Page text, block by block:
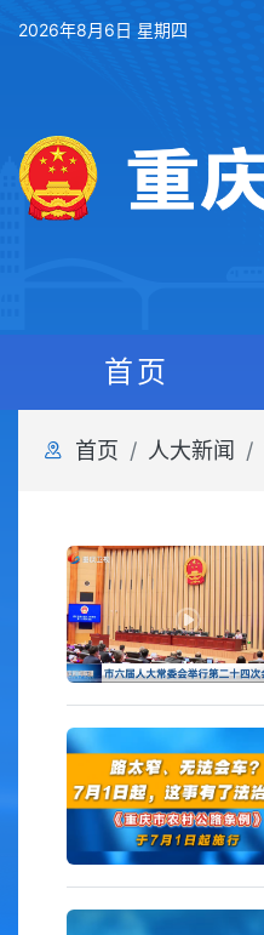
2026年8月6日 星期四
首页
首页 人大新闻